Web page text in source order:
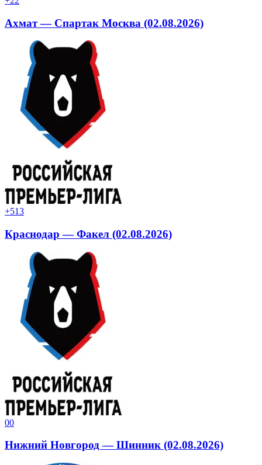
Ахмат — Спартак Москва (02.08.2026)
+513
Краснодар — Факел (02.08.2026)
00
Нижний Новгород — Шинник (02.08.2026)